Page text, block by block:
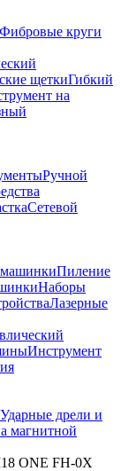
Фибровые круги
щеткиГибкий
на
Ручной
Сетевой
Пиление
Наборы
Лазерные
Инструмент
Ударные дрели и
магнитной
ONE FH-0X